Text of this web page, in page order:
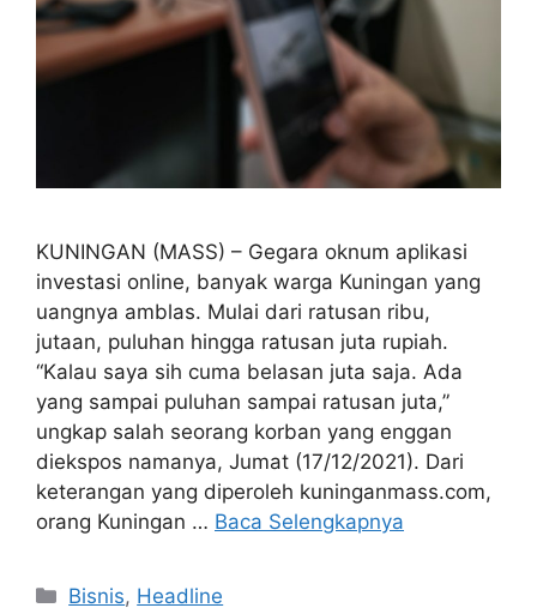
KUNINGAN (MASS) – Gegara oknum aplikasi
investasi online, banyak warga Kuningan yang
uangnya amblas. Mulai dari ratusan ribu,
jutaan, puluhan hingga ratusan juta rupiah.
“Kalau saya sih cuma belasan juta saja. Ada
yang sampai puluhan sampai ratusan juta,”
ungkap salah seorang korban yang enggan
diekspos namanya, Jumat (17/12/2021). Dari
keterangan yang diperoleh kuninganmass.com,
orang Kuningan … Baca Selengkapnya
Kategori
Bisnis, Headline